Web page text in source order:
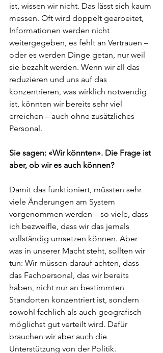
ist, wissen wir nicht. Das lässt sich kaum
messen. Oft wird doppelt gearbeitet,
Informationen werden nicht
weitergegeben, es fehlt an Vertrauen –
oder es werden Dinge getan, nur weil
sie bezahlt werden. Wenn wir all das
reduzieren und uns auf das
konzentrieren, was wirklich notwendig
ist, könnten wir bereits sehr viel
erreichen – auch ohne zusätzliches
Personal.
Sie sagen: «Wir könnten». Die Frage ist
aber, ob wir es auch können?
Damit das funktioniert, müssten sehr
viele Änderungen am System
vorgenommen werden – so viele, dass
ich bezweifle, dass wir das jemals
vollständig umsetzen können. Aber
was in unserer Macht steht, sollten wir
tun: Wir müssen darauf achten, dass
das Fachpersonal, das wir bereits
haben, nicht nur an bestimmten
Standorten konzentriert ist, sondern
sowohl fachlich als auch geografisch
möglichst gut verteilt wird. Dafür
brauchen wir aber auch die
Unterstützung von der Politik.